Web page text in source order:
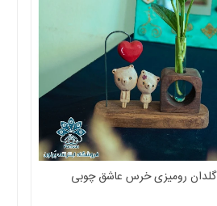
گلدان رومیزی خرس عاشق چوبی